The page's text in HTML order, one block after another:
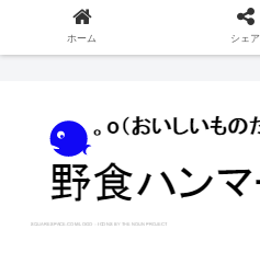
ホーム シェア